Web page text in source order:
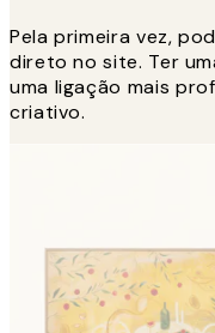
Pela primeira vez,
direto no site. Ter
uma ligação mais
criativo.